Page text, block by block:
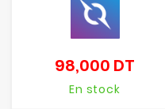
98,000 DT
En stock